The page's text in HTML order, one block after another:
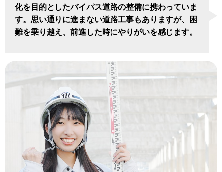
化を目的としたバイパス道路の整備に携わっていま
す。思い通りに進まない道路工事もありますが、困
難を乗り越え、前進した時にやりがいを感じます。